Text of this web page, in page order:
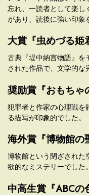
忘れ、一読者として楽し
があり、読後に強い印象
大賞『虫めづる姫
古典『堤中納言物語』を
された作品で、文学的な
奨励賞『おもちゃ
犯罪者と作家の心理戦を
る描写が印象的でした。
海外賞『博物館の
博物館という閉ざされた
欲的なミステリーでした。
中高生賞『ABCの